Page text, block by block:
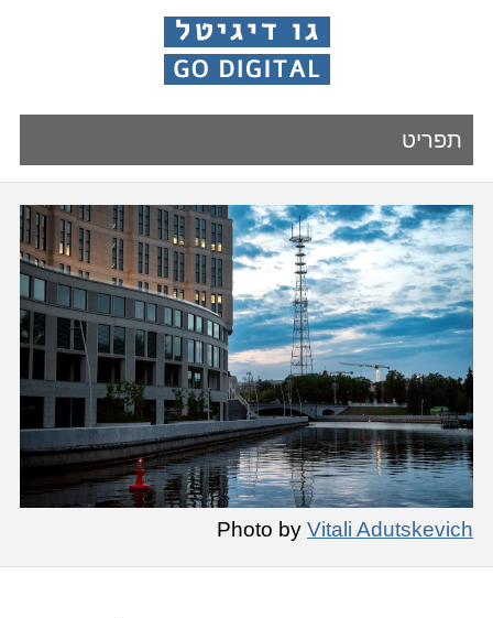
תפריט
Photo byVitali Adutskevich